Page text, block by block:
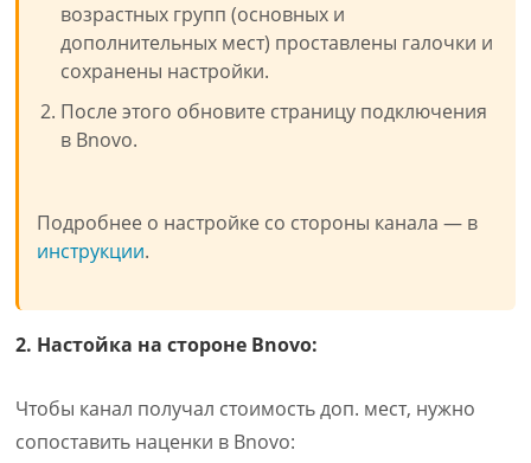
возрастных групп (основных и
дополнительных мест) проставлены галочки и
сохранены настройки.
После этого обновите страницу подключения
в Bnovo.
Подробнее о настройке со стороны канала — в
инструкции.
2. Настойка на стороне Bnovo:
Чтобы канал получал стоимость доп. мест, нужно
сопоставить наценки в Bnovo: